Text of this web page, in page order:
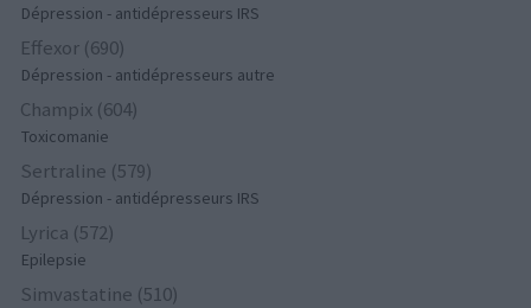
Dépression - antidépresseurs IRS
Effexor (690)
Dépression - antidépresseurs autre
Champix (604)
Toxicomanie
Sertraline (579)
Dépression - antidépresseurs IRS
Lyrica (572)
Epilepsie
Simvastatine (510)